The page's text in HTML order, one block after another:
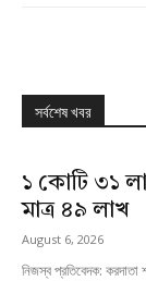
সর্বশেষ খবর
১ কোটি ৩১
মাত্র ৪৯ লাখ
August 6, 2026
নিজস্ব প্রতিবেদক: